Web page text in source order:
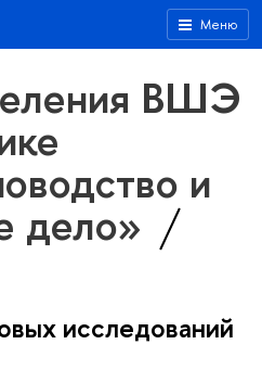
Меню
ВШЭ
и
дело»
исследований